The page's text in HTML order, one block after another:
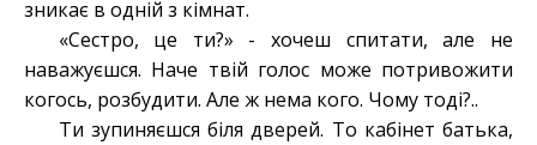
зникає в одній з кімнат.
«Сестро, це ти?» - хочеш спитати, але не
наважуєшся. Наче твій голос може потривожити
когось, розбудити. Але ж нема кого. Чому тоді?..
Ти зупиняєшся біля дверей. То кабінет батька,